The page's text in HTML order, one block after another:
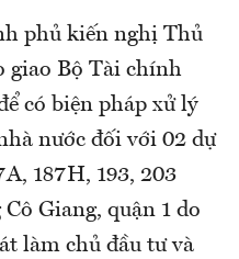
phủ kiến nghị Thủ
giao Bộ Tài chính
có biện pháp xử lý
nước đối với 02 dự
187H, 193, 203
Giang, quận 1 do
làm chủ đầu tư và